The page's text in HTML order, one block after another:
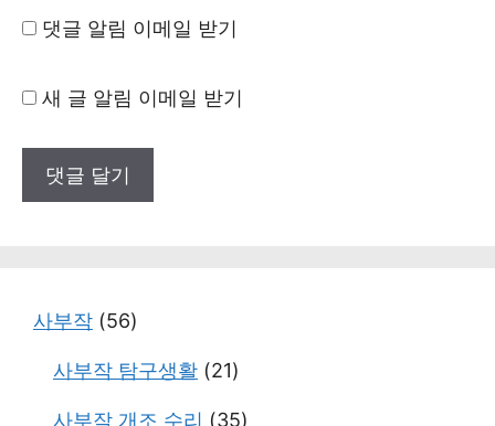
댓글 알림 이메일 받기
새 글 알림 이메일 받기
사부작 (56)
사부작 탐구생활 (21)
사부작 개조 수리 (35)